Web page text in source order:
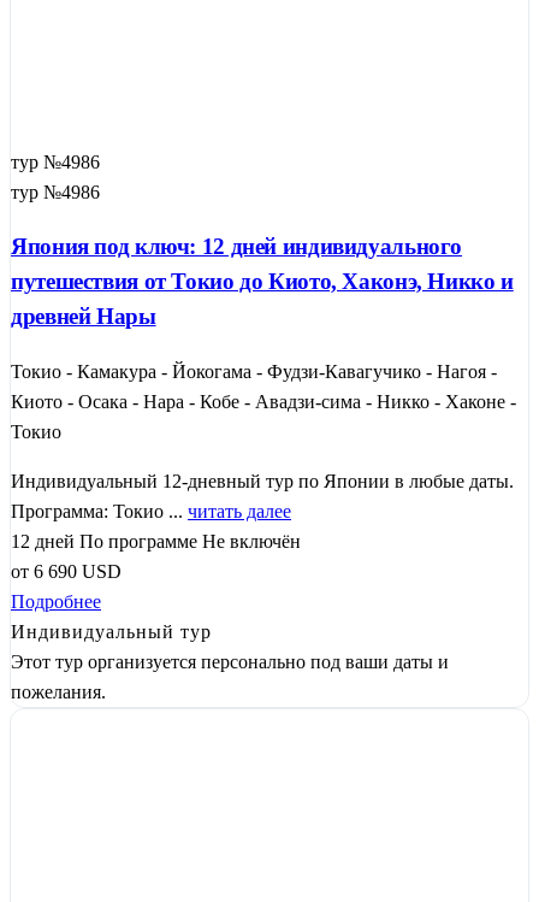
тур №4986
тур №4986
Япония под ключ: 12 дней индивидуального
путешествия от Токио до Киото, Хаконэ, Никко и
древней Нары
Токио - Камакура - Йокогама - Фудзи-Кавагучико - Нагоя -
Киото - Осака - Нара - Кобе - Авадзи-сима - Никко - Хаконе -
Токио
Индивидуальный 12-дневный тур по Японии в любые даты.
Программа: Токио ... читать далее
12 дней По программе Не включён
от 6 690 USD
Подробнее
Индивидуальный тур
Этот тур организуется персонально под ваши даты и
пожелания.